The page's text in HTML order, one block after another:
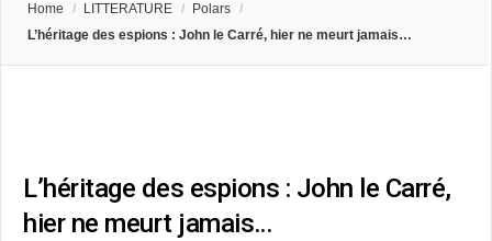
Home / LITTERATURE / Polars /
L’héritage des espions : John le Carré, hier ne meurt jamais…
L’héritage des espions : John le Carré,
hier ne meurt jamais…